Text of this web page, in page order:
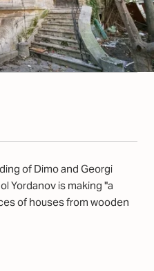
of Dimo and Georgi
Yordanov is making "a
of houses from wooden